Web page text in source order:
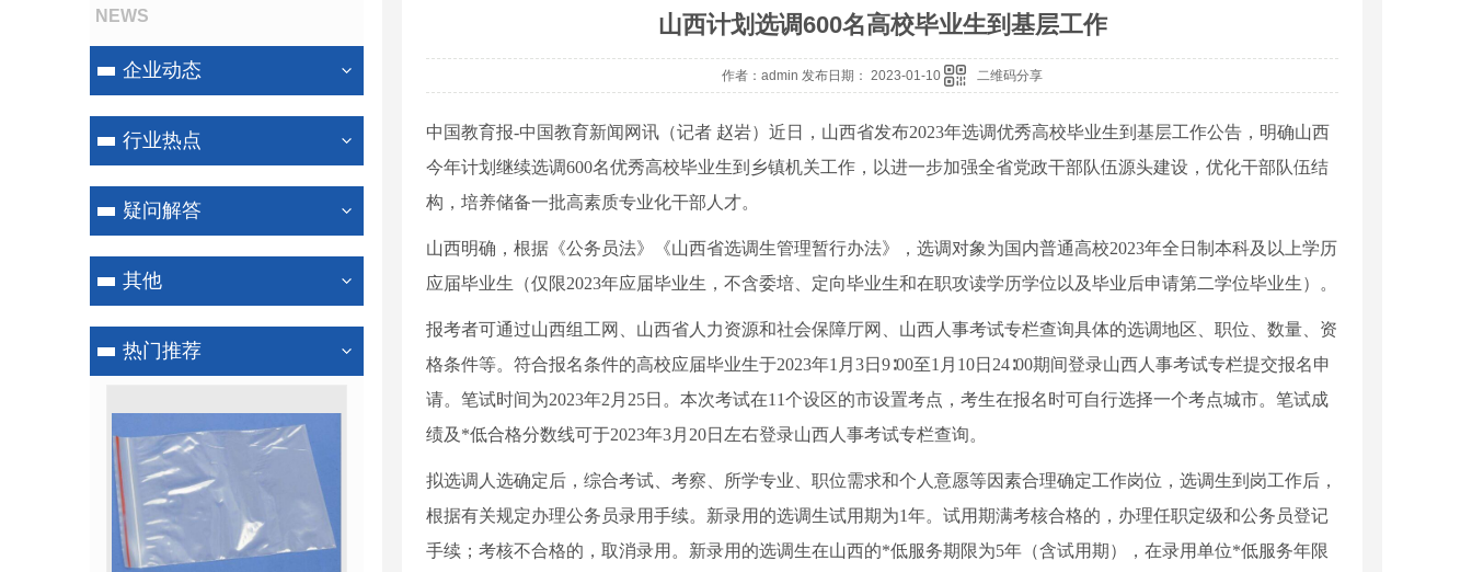
NEWS
企业动态
行业热点
疑问解答
其他
热门推荐
山西计划选调600名高校毕业生到基层工作
作者：admin 发布日期： 2023-01-10 二维码分享
中国教育报-中国教育新闻网讯（记者 赵岩） 近日，山西省发布2023年选调优秀高校毕业生到基层工作公告，明确山西
今年计划继续选调600名优秀高校毕业生到乡镇机关工作，以进一步加强全省党政干部队伍源头建设，优化干部队伍结
构，培养储备一批高素质专业化干部人才。
山西明确，根据《公务员法》《山西省选调生管理暂行办法》，选调对象为国内普通高校2023年全日制本科及以上学历
应届毕业生（仅限2023年应届毕业生，不含委培、定向毕业生和在职攻读学历学位以及毕业后申请第二学位毕业生）。
报考者可通过山西组工网、山西省人力资源和社会保障厅网、山西人事考试专栏查询具体的选调地区、职位、数量、资
格条件等。符合报名条件的高校应届毕业生于2023年1月3日9∶00至1月10日24∶00期间登录山西人事考试专栏提交报名申
请。笔试时间为2023年2月25日。本次考试在11个设区的市设置考点，考生在报名时可自行选择一个考点城市。笔试成
绩及*低合格分数线可于2023年3月20日左右登录山西人事考试专栏查询。
拟选调人选确定后，综合考试、考察、所学专业、职位需求和个人意愿等因素合理确定工作岗位，选调生到岗工作后，
根据有关规定办理公务员录用手续。新录用的选调生试用期为1年。试用期满考核合格的，办理任职定级和公务员登记
手续；考核不合格的，取消录用。新录用的选调生在山西的*低服务期限为5年（含试用期），在录用单位*低服务年限